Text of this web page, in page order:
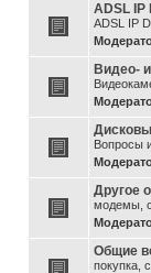
ADSL IP
ADSL IP
Видео-
Вопросы
Другое
модемы,
Общие
покупка,